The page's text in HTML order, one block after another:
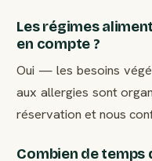
Les régimes
en compte ?
Oui — les besoins
aux allergies sont
réservation et nous
Combien de temps